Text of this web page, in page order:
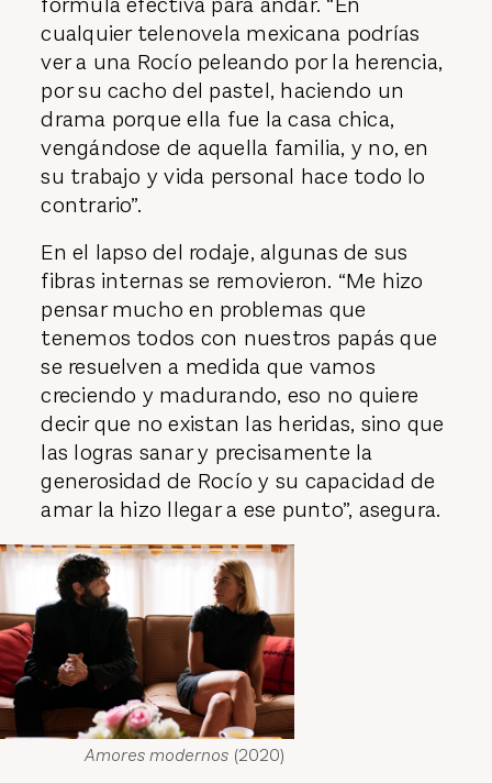
cualquier telenovela mexicana podrías
ver a una Rocío peleando por la herencia,
por su cacho del pastel, haciendo un
drama porque ella fue la casa chica,
vengándose de aquella familia, y no, en
su trabajo y vida personal hace todo lo
contrario”.
En el lapso del rodaje, algunas de sus
fibras internas se removieron. “Me hizo
pensar mucho en problemas que
tenemos todos con nuestros papás que
se resuelven a medida que vamos
creciendo y madurando, eso no quiere
decir que no existan las heridas, sino que
las logras sanar y precisamente la
generosidad de Rocío y su capacidad de
amar la hizo llegar a ese punto”, asegura.
Amores modernos (2020)